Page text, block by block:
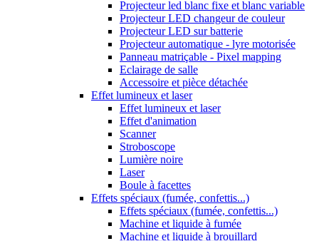
Projecteur led blanc fixe et blanc variable
Projecteur LED changeur de couleur
Projecteur LED sur batterie
Projecteur automatique - lyre motorisée
Panneau matriçable - Pixel mapping
Eclairage de salle
Accessoire et pièce détachée
Effet lumineux et laser
Effet lumineux et laser
Effet d'animation
Scanner
Stroboscope
Lumière noire
Laser
Boule à facettes
Effets spéciaux (fumée, confettis...)
Effets spéciaux (fumée, confettis...)
Machine et liquide à fumée
Machine et liquide à brouillard